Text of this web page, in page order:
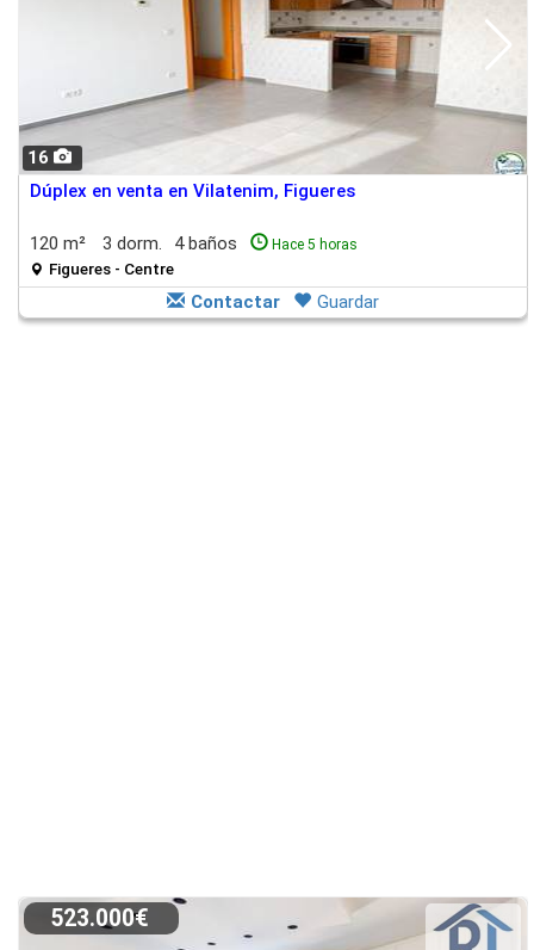
16
Dúplex en venta en Vilatenim, Figueres
120 m² 3 dorm. 4 baños Hace 5 horas
Figueres - Centre
Contactar Guardar
523.000€